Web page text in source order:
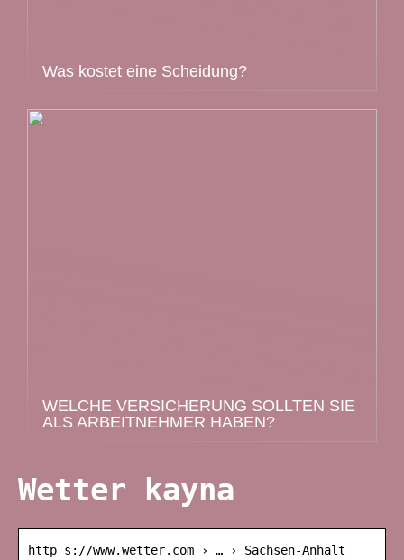
Was kostet eine Scheidung?
WELCHE VERSICHERUNG SOLLTEN SIE
ALS ARBEITNEHMER HABEN?
Wetter kayna
http s://www.wetter.com › … › Sachsen-Anhalt